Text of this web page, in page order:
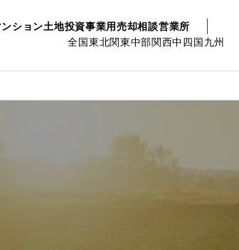
ンション土地投資事業用売却相談営業所
全国東北関東中部関西中四国九州